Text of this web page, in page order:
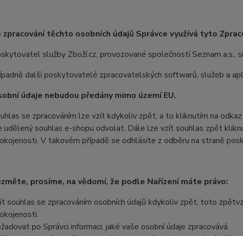
zpracování těchto osobních údajů Správce využívá tyto
služby Zboží.cz, provozované společností Seznam
další poskytovatelé zpracovatelských softwarů, služeb a
údaje nebudou předány mimo území EU.
se zpracováním lze vzít kdykoliv zpět, a to kliknutím na
udělený souhlas e-shopu odvolat. Dále lze vzít souhlas zpět
V takovém případě se odhlásíte z odběru na straně
prosíme, na vědomí, že podle Nařízení máte právo:
souhlas se zpracováním osobních údajů kdykoliv zpět, toto
po Správci informaci, jaké vaše osobní údaje zpracovává.